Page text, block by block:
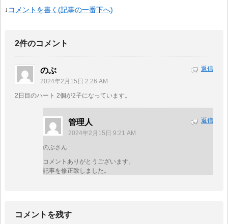
↓ コメントを書く(記事の一番下へ)
2件のコメント
のぶ
2024年2月15日 2:26 AM
2日目のハート 2個が2子になっています。
返信
管理人
2024年2月15日 9:21 AM
のぶさん
コメントありがとうございます。
記事を修正致しました。
返信
コメントを残す